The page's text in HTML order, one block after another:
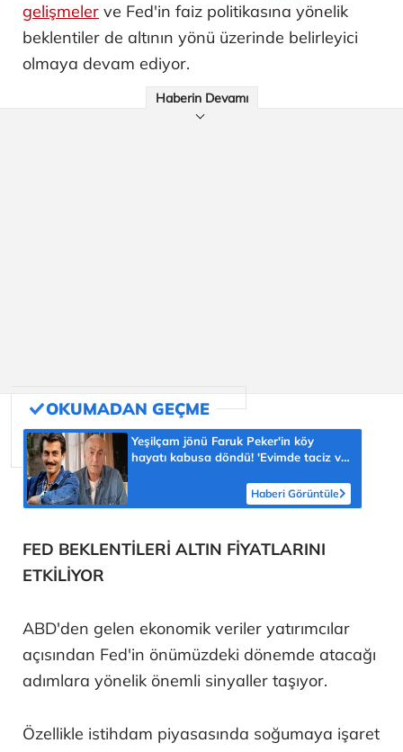
gelişmeler ve Fed'in faiz politikasına yönelik
beklentiler de altının yönü üzerinde belirleyici
olmaya devam ediyor.
Haberin Devamı
Yeşilçam jönü Faruk Peker'in köy
hayatı kabusa döndü! 'Evimde taciz ve
Haberi Görüntüle
FED BEKLENTİLERİ ALTIN FİYATLARINI
ETKİLİYOR
ABD'den gelen ekonomik veriler yatırımcılar
açısından Fed'in önümüzdeki dönemde atacağı
adımlara yönelik önemli sinyaller taşıyor.
Özellikle istihdam piyasasında soğumaya işaret